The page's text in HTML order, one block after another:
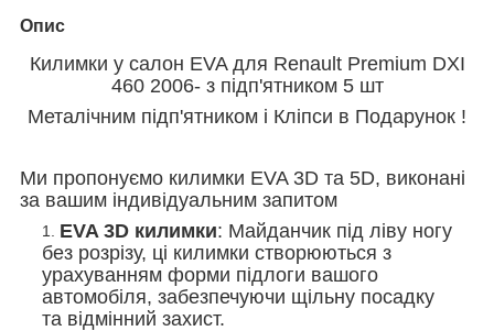
Опис
Килимки у салон EVA для Renault Premium DXI
460 2006- з підп'ятником 5 шт
Металічним підп'ятником і Кліпси в Подарунок !
Ми пропонуємо килимки EVA 3D та 5D, виконані
за вашим індивідуальним запитом
EVA 3D килимки: Майданчик під ліву ногу
без розрізу, ці килимки створюються з
урахуванням форми підлоги вашого
автомобіля, забезпечуючи щільну посадку
та відмінний захист.